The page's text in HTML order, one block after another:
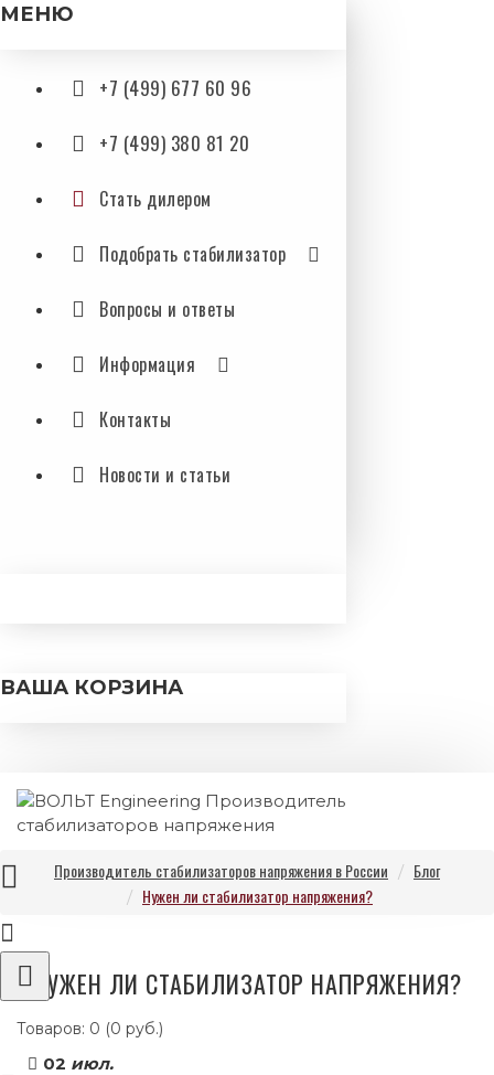
МЕНЮ
+7 (499) 677 60 96
+7 (499) 380 81 20
Стать дилером
Подобрать стабилизатор
Вопросы и ответы
Информация
Контакты
Новости и статьи
ВАША КОРЗИНА
Товаров: 0 (0 руб.)
Производитель стабилизаторов напряжения в России
Блог
Нужен ли стабилизатор напряжения?
НУЖЕН ЛИ СТАБИЛИЗАТОР НАПРЯЖЕНИЯ?
02 июл.